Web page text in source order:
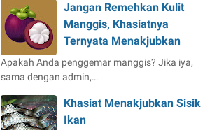
Jangan Remehkan Kulit
Manggis, Khasiatnya
Ternyata Menakjubkan
Apakah Anda penggemar manggis? Jika iya,
sama dengan admin,…
Khasiat Menakjubkan Sisik
Ikan